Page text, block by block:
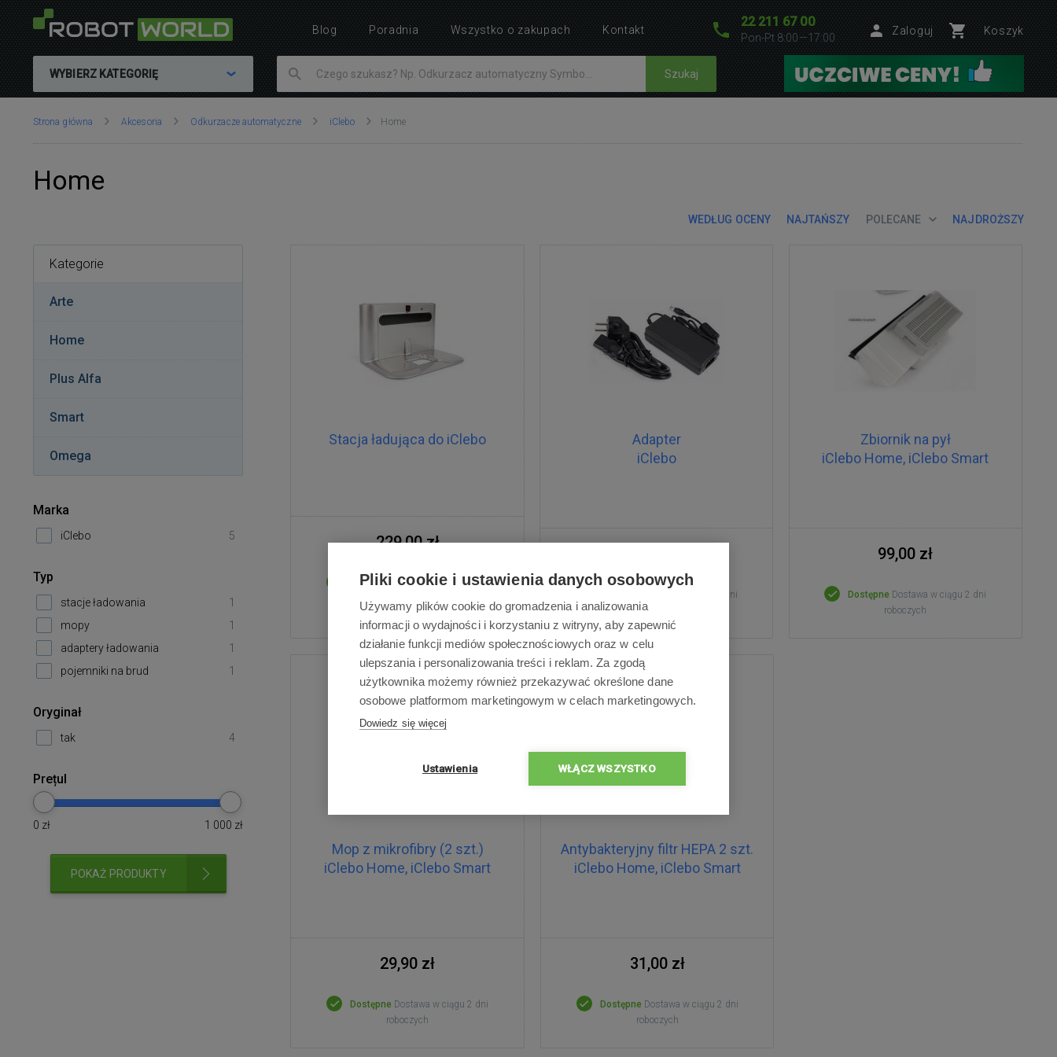
22 211 67 00
Pon-Pt 8:00—17:00
Zaloguj Koszyk
WYBIERZ KATEGORIĘ Szukaj
Znajdujesz
Strona główna Akcesoria Odkurzacze automatyczne iClebo Home
Home
WEDŁUG OCENY NAJTAŃSZY POLECANE NAJDROŻSZY
Stacja ładująca do iClebo
229,00 zł
Dostępne Dostawa w ciągu 2 dni
Adapter
iClebo
Dostawa w ciągu 2 dni
roboczych
Zbiornik na pył
iClebo Home, iClebo Smart
99,00 zł
Dostępne Dostawa w ciągu 2 dni
roboczych
Mop z mikrofibry (2 szt.)
iClebo Home, iClebo Smart
29,90 zł
Dostępne Dostawa w ciągu 2 dni
roboczych
Antybakteryjny filtr HEPA 2 szt.
iClebo Home, iClebo Smart
31,00 zł
Dostępne Dostawa w ciągu 2 dni
roboczych
Kategorie
Arte
Home
Plus Alfa
Smart
Omega
Marka
iClebo 5
Typ
stacje ładowania
1
mopy
1
adaptery ładowania
1
pojemniki na brud
1
Oryginał
tak 4
Prețul
0 zł 1 000 zł
POKAŻ PRODUKTY
Blog Poradnia Wszystko o zakupach Kontakt
Pliki cookie i ustawienia danych osobowych
Używamy plików cookie do gromadzenia i analizowania
informacji o wydajności i korzystaniu z witryny, aby zapewnić
działanie funkcji mediów społecznościowych oraz w celu
ulepszania i personalizowania treści i reklam. Za zgodą
użytkownika możemy również przekazywać określone dane
osobowe platformom marketingowym w celach marketingowych.
Dowiedz się więcej
Ustawienia WŁĄCZ WSZYSTKO